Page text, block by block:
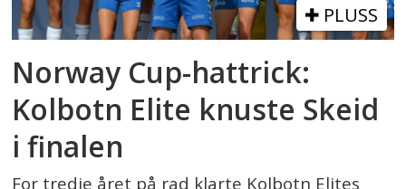
PLUSS
Norway Cup-hattrick:
Kolbotn Elite knuste Skeid
i finalen
For tredje året på rad klarte Kolbotn Elites